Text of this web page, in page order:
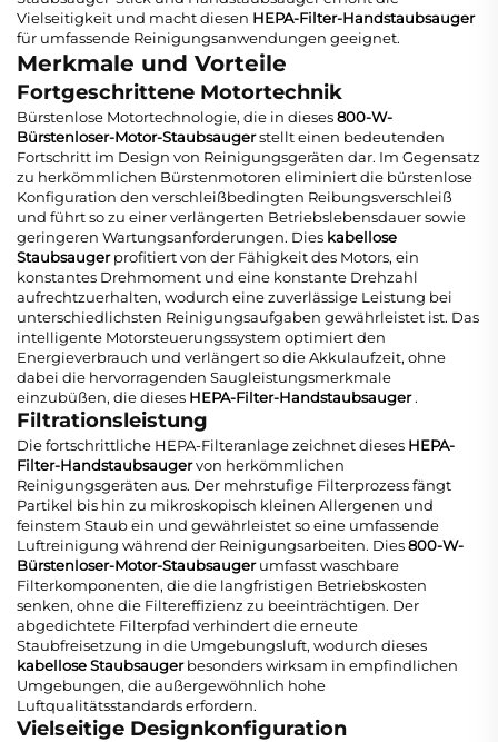
Vielseitigkeit und macht diesen HEPA-Filter-Handstaubsauger
für umfassende Reinigungsanwendungen geeignet.
Merkmale und Vorteile
Fortgeschrittene Motortechnik
Bürstenlose Motortechnologie, die in dieses800-W-
Bürstenloser-Motor-Staubsaugerstellt einen bedeutenden
Fortschritt im Design von Reinigungsgeräten dar. Im Gegensatz
zu herkömmlichen Bürstenmotoren eliminiert die bürstenlose
Konfiguration den verschleißbedingten Reibungsverschleiß
und führt so zu einer verlängerten Betriebslebensdauer sowie
geringeren Wartungsanforderungen. Dies kabellose
Staubsaugerprofitiert von der Fähigkeit des Motors, ein
konstantes Drehmoment und eine konstante Drehzahl
aufrechtzuerhalten, wodurch eine zuverlässige Leistung bei
unterschiedlichsten Reinigungsaufgaben gewährleistet ist. Das
intelligente Motorsteuerungssystem optimiert den
Energieverbrauch und verlängert so die Akkulaufzeit, ohne
dabei die hervorragenden Saugleistungsmerkmale
einzubüßen, die dieses HEPA-Filter-Handstaubsauger.
Filtrationsleistung
Die fortschrittliche HEPA-Filteranlage zeichnet dieses HEPA-
Filter-Handstaubsaugervon herkömmlichen
Reinigungsgeräten aus. Der mehrstufige Filterprozess fängt
Partikel bis hin zu mikroskopisch kleinen Allergenen und
feinstem Staub ein und gewährleistet so eine umfassende
Luftreinigung während der Reinigungsarbeiten. Dies800-W-
Bürstenloser-Motor-Staubsaugerumfasst waschbare
Filterkomponenten, die die langfristigen Betriebskosten
senken, ohne die Filtereffizienz zu beeinträchtigen. Der
abgedichtete Filterpfad verhindert die erneute
Staubfreisetzung in die Umgebungsluft, wodurch dieses
kabellose Staubsaugerbesonders wirksam in empfindlichen
Umgebungen, die außergewöhnlich hohe
Luftqualitätsstandards erfordern.
Vielseitige Designkonfiguration